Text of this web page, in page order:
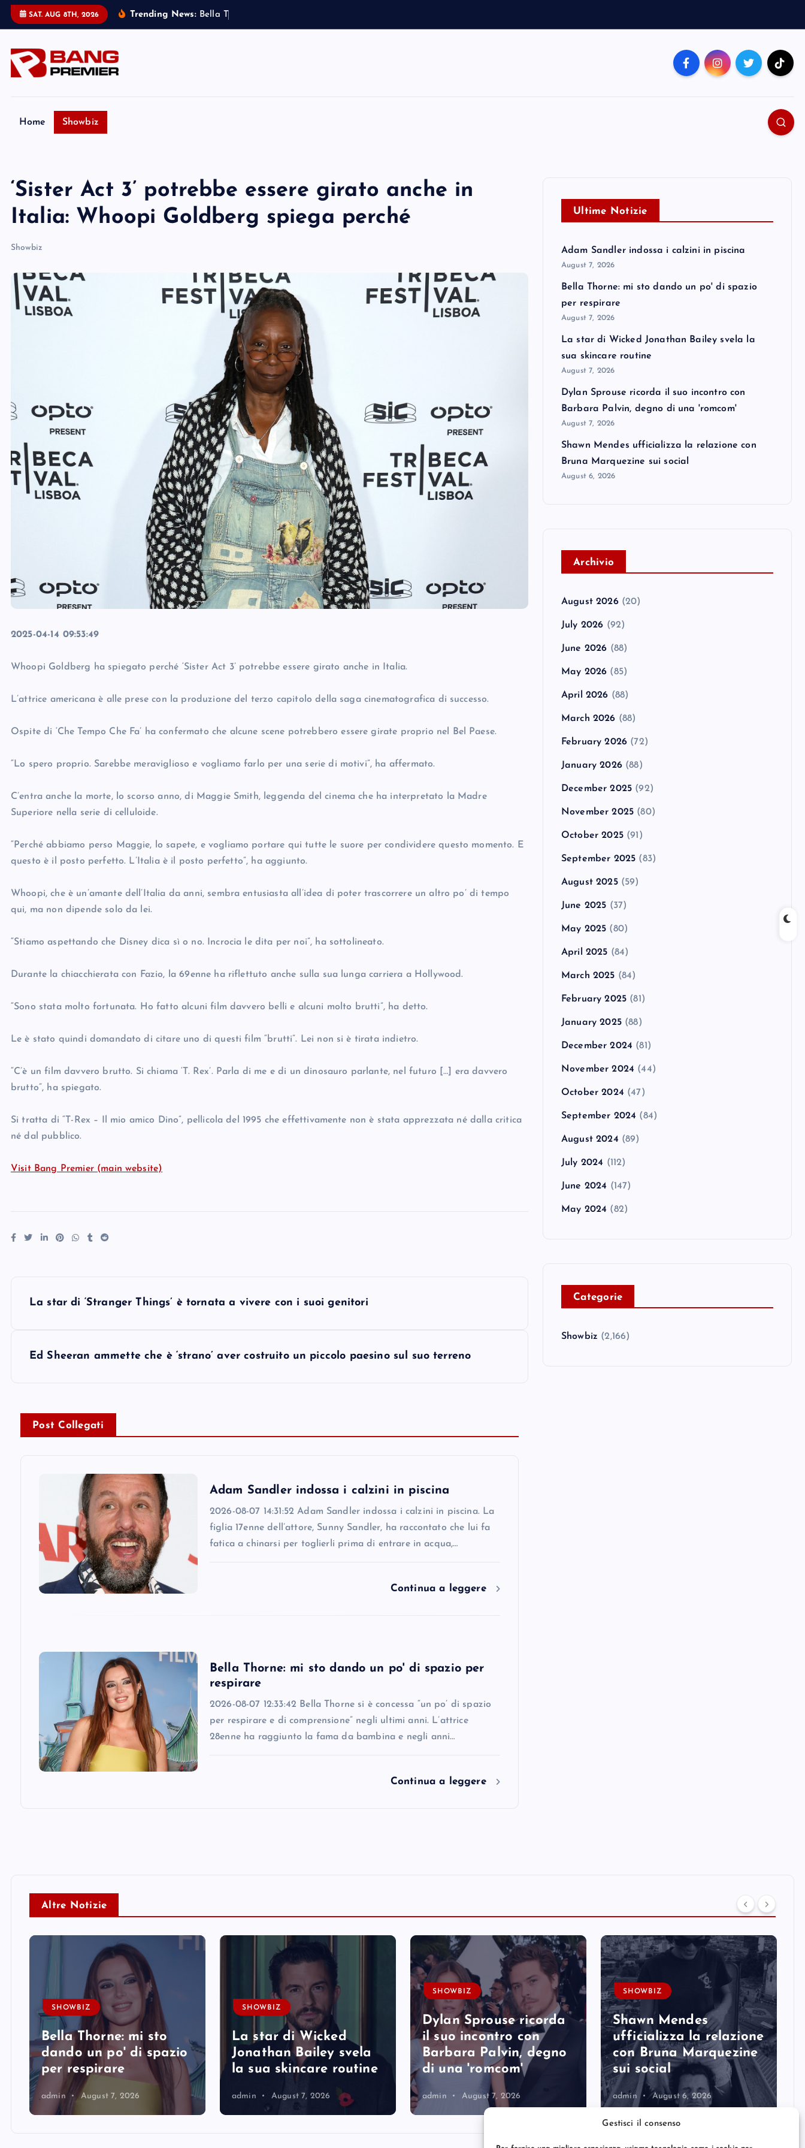
Gestisci il consenso
SAT. AUG 8TH, 2026 Trending News: Be a T
Home Showbiz
‘Sister Act 3’ potrebbe essere girato anche in
Italia: Whoopi Goldberg spiega perché
Showbiz
2025-04-14 09:53:49
Whoopi Goldberg ha spiegato perché ‘Sister Act 3’ potrebbe essere girato anche in Italia.
L’attrice americana è alle prese con la produzione del terzo capitolo della saga cinematografica di successo.
Ospite di ‘Che Tempo Che Fa’ ha confermato che alcune scene potrebbero essere girate proprio nel Bel Paese.
“Lo spero proprio. Sarebbe meraviglioso e vogliamo farlo per una serie di motivi”, ha affermato.
C’entra anche la morte, lo scorso anno, di Maggie Smith, leggenda del cinema che ha interpretato la Madre
Superiore nella serie di celluloide.
“Perché abbiamo perso Maggie, lo sapete, e vogliamo portare qui tutte le suore per condividere questo momento. E
questo è il posto perfetto. L’Italia è il posto perfetto”, ha aggiunto.
Whoopi, che è un’amante dell’Italia da anni, sembra entusiasta all’idea di poter trascorrere un altro po’ di tempo
qui, ma non dipende solo da lei.
“Stiamo aspettando che Disney dica sì o no. Incrocia le dita per noi”, ha sottolineato.
Durante la chiacchierata con Fazio, la 69enne ha riflettuto anche sulla sua lunga carriera a Hollywood.
“Sono stata molto fortunata. Ho fatto alcuni film davvero belli e alcuni molto brutti”, ha detto.
Le è stato quindi domandato di citare uno di questi film “brutti”. Lei non si è tirata indietro.
“C’è un film davvero brutto. Si chiama ‘T. Rex’. Parla di me e di un dinosauro parlante, nel futuro […] era davvero
brutto”, ha spiegato.
Si tratta di “T-Rex – Il mio amico Dino”, pellicola del 1995 che effettivamente non è stata apprezzata né dalla critica
né dal pubblico.
Visit Bang Premier (main website)
La star di ‘Stranger Things’ è tornata a vivere con i suoi genitori
Ed Sheeran ammette che è ‘strano’ aver costruito un piccolo paesino sul suo terreno
Post Collegati
Adam Sandler indossa i calzini in piscina
2026-08-07 14:31:52 Adam Sandler indossa i calzini in piscina. La
figlia 17enne dell’attore, Sunny Sandler, ha raccontato che lui fa
fatica a chinarsi per toglierli prima di entrare in acqua,…
Continua a leggere
Bella Thorne: mi sto dando un po' di spazio per
respirare
2026-08-07 12:33:42 Bella Thorne si è concessa “un po’ di spazio
per respirare e di comprensione” negli ultimi anni. L’attrice
28enne ha raggiunto la fama da bambina e negli anni…
Continua a leggere
Ultime Notizie
Adam Sandler indossa i calzini in piscina
August 7, 2026
Bella Thorne: mi sto dando un po' di spazio
per respirare
August 7, 2026
La star di Wicked Jonathan Bailey svela la
sua skincare routine
August 7, 2026
Dylan Sprouse ricorda il suo incontro con
Barbara Palvin, degno di una 'romcom'
August 7, 2026
Shawn Mendes ufficializza la relazione con
Bruna Marquezine sui social
August 6, 2026
Archivio
August 2026(20)
July 2026 (92)
June 2026 (88)
May 2026 (85)
April 2026 (88)
March 2026 (88)
February 2026 (72)
January 2026(88)
December 2025 (92)
November 2025 (80)
October 2025(91)
September 2025 (83)
August 2025(59)
June 2025 (37)
May 2025 (80)
April 2025 (84)
March 2025 (84)
February 2025 (81)
January 2025(88)
December 2024 (81)
November 2024 (44)
October 2024 (47)
September 2024 (84)
August 2024 (89)
July 2024 (112)
June 2024 (147)
May 2024 (82)
Categorie
Showbiz (2,166)
Altre Notizie
SHOWBIZ
Bella Thorne: mi sto
dando un po' di spazio
per respirare
admin August 7, 2026
SHOWBIZ
La star di Wicked
Jonathan Bailey svela
la sua skincare routine
admin August 7, 2026
SHOWBIZ
Dylan Sprouse ricorda
il suo incontro con
Barbara Palvin, degno
di una 'romcom'
admin August 7, 2026
SHOWBIZ
Shawn Mendes
ufficializza la relazione
con Bruna Marquezine
sui social
admin August 6, 2026